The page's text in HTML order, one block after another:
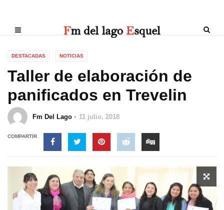
DESTACADAS NOTICIAS
Taller de elaboración de
panificados en Trevelin
Fm Del Lago 11 julio, 2018
COMPARTIR